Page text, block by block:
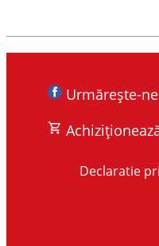
Urmărește-
Declaratie